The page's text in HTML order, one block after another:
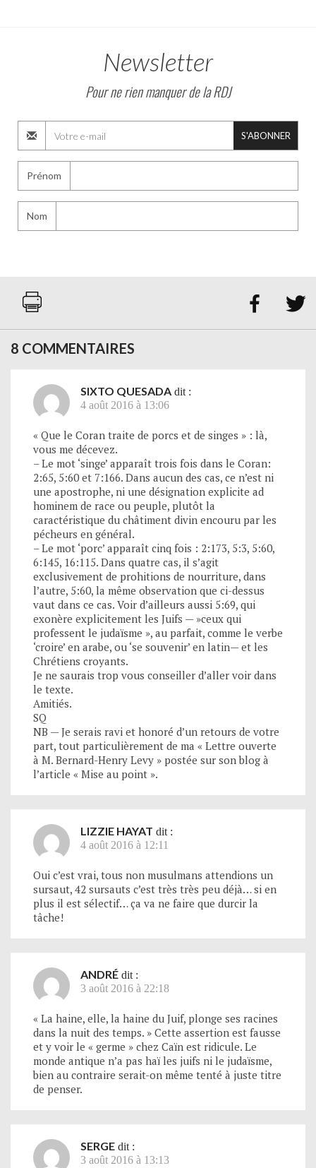
Newsletter
Pour ne rien manquer de la RDJ
S'ABONNER
Prénom
Nom
 
8 COMMENTAIRES
SIXTO QUESADA dit :
4 août 2016 à 13:06
« Que le Coran traite de porcs et de singes » : là,
vous me décevez.
– Le mot ‘singe’ apparaît trois fois dans le Coran:
2:65, 5:60 et 7:166. Dans aucun des cas, ce n’est ni
une apostrophe, ni une désignation explicite ad
hominem de race ou peuple, plutôt la
caractéristique du châtiment divin encouru par les
pécheurs en général.
– Le mot ‘porc’ apparaît cinq fois : 2:173, 5:3, 5:60,
6:145, 16:115. Dans quatre cas, il s’agit
exclusivement de prohitions de nourriture, dans
l’autre, 5:60, la même observation que ci-dessus
vaut dans ce cas. Voir d’ailleurs aussi 5:69, qui
exonère explicitement les Juifs — »ceux qui
professent le judaïsme », au parfait, comme le verbe
‘croire’ en arabe, ou ‘se souvenir’ en latin— et les
Chrétiens croyants.
Je ne saurais trop vous conseiller d’aller voir dans
le texte.
Amitiés.
SQ
NB — Je serais ravi et honoré d’un retours de votre
part, tout particulièrement de ma « Lettre ouverte
à M. Bernard-Henry Levy » postée sur son blog à
l’article « Mise au point ».
LIZZIE HAYAT dit :
4 août 2016 à 12:11
Oui c’est vrai, tous non musulmans attendions un
sursaut, 42 sursauts c’est très très peu déjà… si en
plus il est sélectif… ça va ne faire que durcir la
tâche!
ANDRÉ dit :
3 août 2016 à 22:18
« La haine, elle, la haine du Juif, plonge ses racines
dans la nuit des temps. » Cette assertion est fausse
et y voir le « germe » chez Caïn est ridicule. Le
monde antique n’a pas haï les juifs ni le judaïsme,
bien au contraire serait-on même tenté à juste titre
de penser.
SERGE dit :
3 août 2016 à 13:13